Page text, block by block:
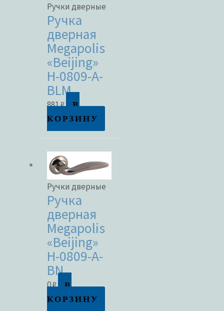
Ручки дверные
Ручка
дверная
Megapolis
«Beijing»
H-0809-A-
BLM
881₽
В
КОРЗИНУ
Ручки дверные
Ручка
дверная
Megapolis
«Beijing»
H-0809-A-
BN
0₽
В
КОРЗИНУ